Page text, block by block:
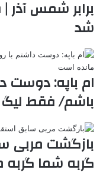
برابر شمس آذر |
شد
ام باپه: دوست
باشم/ فقط لیگ
بازگشت مربی
گربه شما گربه